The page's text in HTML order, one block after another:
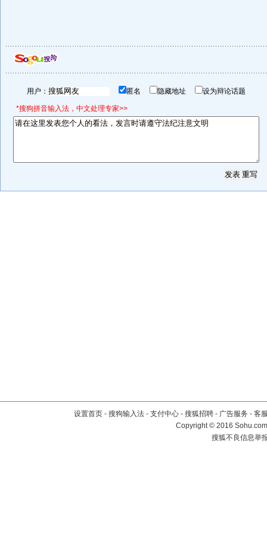
用户： 匿名 隐藏地址 设为辩论话题
*搜狗拼音输入法，中文处理专家>>
设置首页 - 搜狗输入法 - 支付中心 - 搜狐招聘 - 广告服务 - 客
Copyright©2016
搜狐不良信息举